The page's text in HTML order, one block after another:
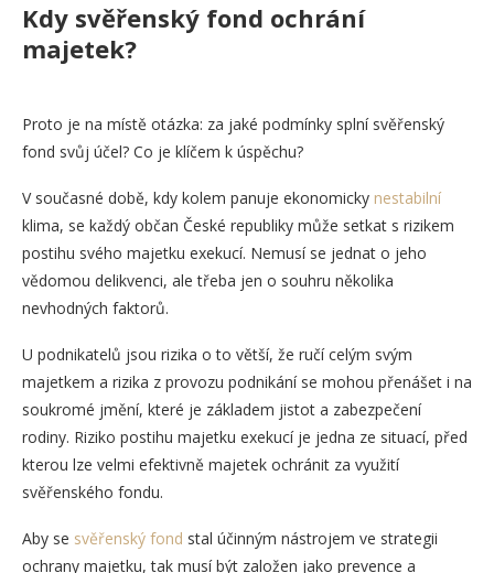
Kdy svěřenský fond ochrání
majetek?
Proto je na místě otázka: za jaké podmínky splní svěřenský
fond svůj účel? Co je klíčem k úspěchu?
V současné době, kdy kolem panuje ekonomicky nestabilní
klima, se každý občan České republiky může setkat s rizikem
postihu svého majetku exekucí. Nemusí se jednat o jeho
vědomou delikvenci, ale třeba jen o souhru několika
nevhodných faktorů.
U podnikatelů jsou rizika o to větší, že ručí celým svým
majetkem a rizika z provozu podnikání se mohou přenášet i na
soukromé jmění, které je základem jistot a zabezpečení
rodiny. Riziko postihu majetku exekucí je jedna ze situací, před
kterou lze velmi efektivně majetek ochránit za využití
svěřenského fondu.
Aby se svěřenský fond stal účinným nástrojem ve strategii
ochrany majetku, tak musí být založen jako prevence a